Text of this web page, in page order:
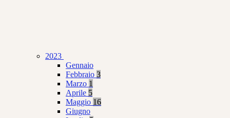
2023
Gennaio
Febbraio 3
Marzo 1
Aprile 5
Maggio 16
Giugno